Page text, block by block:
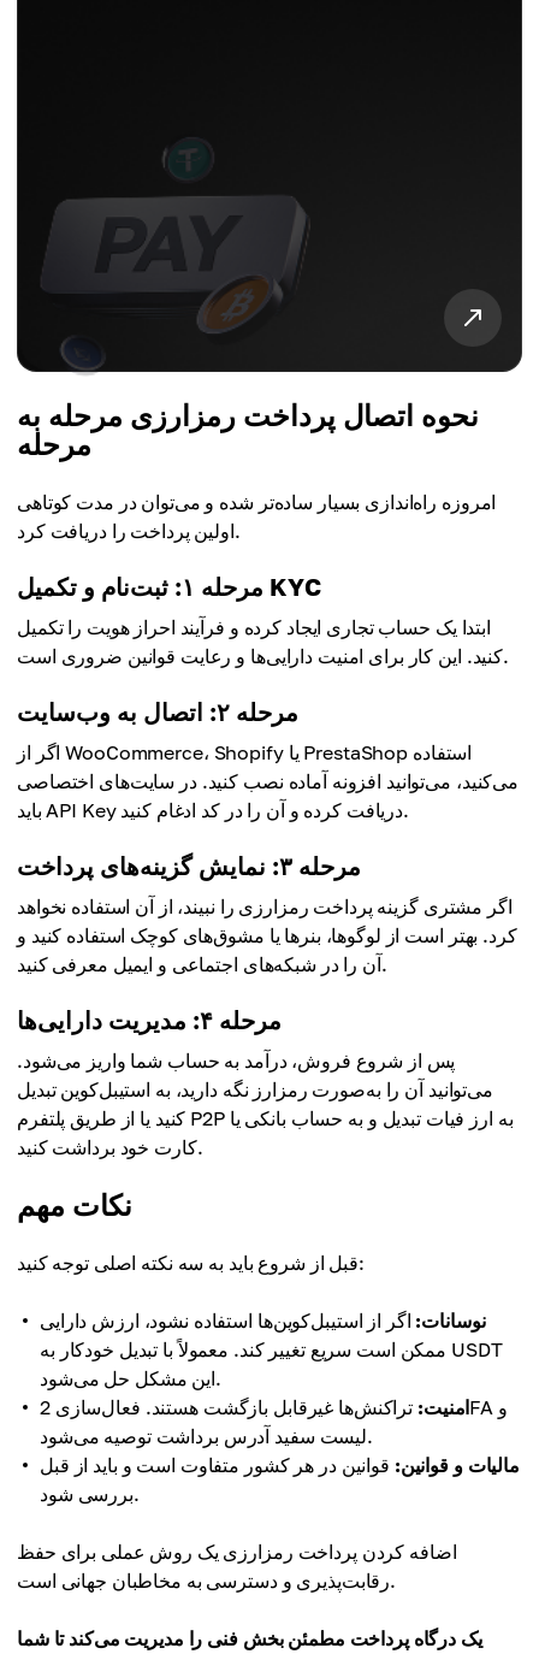
نحوه اتصال پرداخت رمزارزی مرحله به
مرحله
امروزه راه‌اندازی بسیار ساده‌تر شده و می‌توان در مدت کوتاهی
اولین پرداخت را دریافت کرد.
مرحله ۱: ثبت‌نام و تکمیل KYC
ابتدا یک حساب تجاری ایجاد کرده و فرآیند احراز هویت را تکمیل
کنید. این کار برای امنیت دارایی‌ها و رعایت قوانین ضروری است.
مرحله ۲: اتصال به وب‌سایت
اگر از WooCommerce، Shopify یا PrestaShop استفاده
می‌کنید، می‌توانید افزونه آماده نصب کنید. در سایت‌های اختصاصی
باید API Key دریافت کرده و آن را در کد ادغام کنید.
مرحله ۳: نمایش گزینه‌های پرداخت
اگر مشتری گزینه پرداخت رمزارزی را نبیند، از آن استفاده نخواهد
کرد. بهتر است از لوگوها، بنرها یا مشوق‌های کوچک استفاده کنید و
آن را در شبکه‌های اجتماعی و ایمیل معرفی کنید.
مرحله ۴: مدیریت دارایی‌ها
پس از شروع فروش، درآمد به حساب شما واریز می‌شود.
می‌توانید آن را به‌صورت رمزارز نگه دارید، به استیبل‌کوین تبدیل
کنید یا از طریق پلتفرم P2P به ارز فیات تبدیل و به حساب بانکی یا
کارت خود برداشت کنید.
نکات مهم
قبل از شروع باید به سه نکته اصلی توجه کنید:
نوسانات: اگر از استیبل‌کوین‌ها استفاده نشود، ارزش دارایی
ممکن است سریع تغییر کند. معمولاً با تبدیل خودکار به USDT
این مشکل حل می‌شود.
امنیت:
تراکنش‌ها غیرقابل بازگشت هستند. فعال‌سازی 2FA و
لیست سفید آدرس برداشت توصیه می‌شود.
مالیات و قوانین: قوانین در هر کشور متفاوت است و باید از قبل
بررسی شود.
اضافه کردن پرداخت رمزارزی یک روش عملی برای حفظ
رقابت‌پذیری و دسترسی به مخاطبان جهانی است.
یک درگاه پرداخت مطمئن بخش فنی را مدیریت می‌کند تا شما